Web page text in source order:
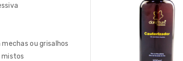
mechas ou grisalhos
mistos